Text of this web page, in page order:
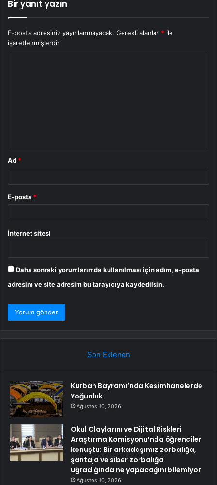
Bir yanıt yazın
E-posta adresiniz yayınlanmayacak. Gerekli alanlar * ile
işaretlenmişlerdir
Ad *
E-posta *
İnternet sitesi
Daha sonraki yorumlarımda kullanılması için adım, e-posta
adresim ve site adresim bu tarayıcıya kaydedilsin.
Son Eklenen
Kurban Bayramı’nda Kesimhanelerde
Yoğunluk
Ağustos 10, 2026
Okul Olaylarını ve Dijital Riskleri
Araştırma Komisyonu’nda öğrenciler
konuştu: Bir arkadaşımız zorbalığa,
şantaja ve siber zorbalığa
uğradığında ne yapacağını bilemiyor
Ağustos 10, 2026